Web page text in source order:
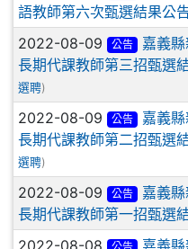
語教師第六次甄選結果公
2022-08-09 公告
嘉義
長期代課教師第三招甄選
選聘)
2022-08-09 公告
嘉義
長期代課教師第二招甄選
選聘)
2022-08-09 公告
嘉義
長期代課教師第一招甄選
2022-08-08
嘉義